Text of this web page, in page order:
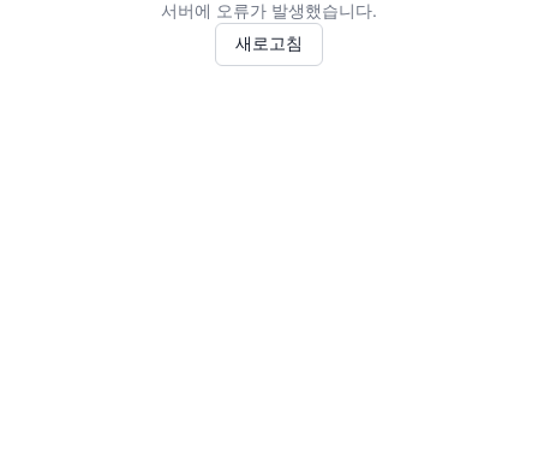
서버에 오류가 발생했습니다.
새로고침